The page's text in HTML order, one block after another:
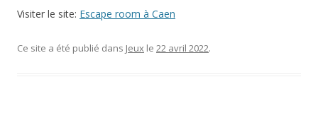
Visiter le site: Escape room à Caen
Ce site a été publié dans Jeux le 22 avril 2022.